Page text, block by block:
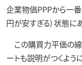
企業物価PPPから一番
円が安すぎる）状態に
この購買力平価の
ートも説明がつくよう